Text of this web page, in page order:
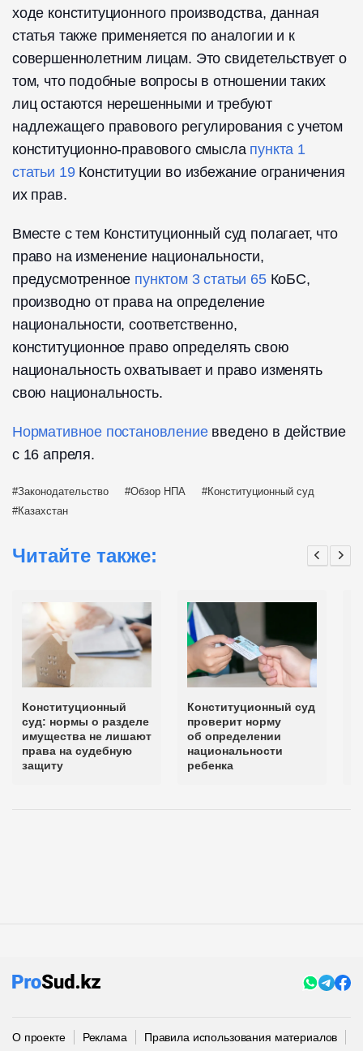
ходе конституционного производства, данная
статья также применяется по аналогии и к
совершеннолетним лицам. Это свидетельствует о
том, что подобные вопросы в отношении таких
лиц остаются нерешенными и требуют
надлежащего правового регулирования с учетом
конституционно-правового смысла пункта 1
статьи 19Конституции во избежание ограничения
их прав.
Вместе с тем Конституционный суд полагает, что
право на изменение национальности,
предусмотренное пунктом 3 статьи 65КоБС,
производно от права на определение
национальности, соответственно,
конституционное право определять свою
национальность охватывает и право изменять
свою национальность.
Нормативное постановлениевведено в действие
с 16 апреля.
Законодательство Обзор НПА
Конституционный суд
Казахстан
Читайте также:
Конституционный
суд: нормы о разделе
имущества не лишают
права на судебную
защиту
Конституционный суд
проверит норму
об определении
национальности
ребенка
О проекте Реклама Правила использования материалов